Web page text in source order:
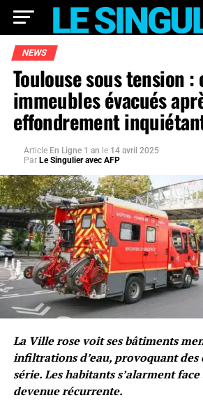
NEWS
Toulouse sous tension :
immeubles évacués
effondrement
Article En Ligne 1 an le 14 avril 2025
Par Le Singulier avec AFP
La Ville rose voit ses bâtiments
infiltrations d’eau, provoquant des
série. Les habitants s’alarment
devenue récurrente.